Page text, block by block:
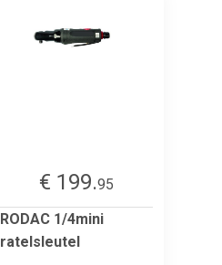
€ 199.95
RODAC 1/4mini
ratelsleutel